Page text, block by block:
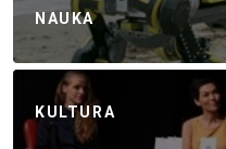
NAUKA
KULTURA